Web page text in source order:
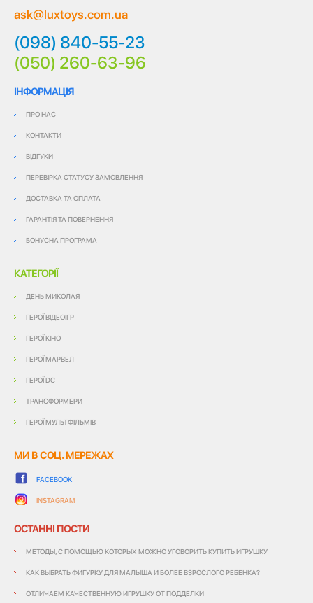
ask@luxtoys.com.ua
(098) 840-55-23
(050) 260-63-96
ІНФОРМАЦІЯ
ПРО НАС
КОНТАКТИ
ВІДГУКИ
ПЕРЕВІРКА СТАТУСУ ЗАМОВЛЕННЯ
ДОСТАВКА ТА ОПЛАТА
ГАРАНТІЯ ТА ПОВЕРНЕННЯ
БОНУСНА ПРОГРАМА
КАТЕГОРІЇ
ДЕНЬ МИКОЛАЯ
ГЕРОЇ ВІДЕОІГР
ГЕРОЇ КІНО
ГЕРОЇ МАРВЕЛ
ГЕРОЇ DC
ТРАНСФОРМЕРИ
ГЕРОЇ МУЛЬТФІЛЬМІВ
МИ В СОЦ. МЕРЕЖАХ
FACEBOOK
INSTAGRAM
ОСТАННІ ПОСТИ
МЕТОДЫ, С ПОМОЩЬЮ КОТОРЫХ МОЖНО УГОВОРИТЬ КУПИТЬ ИГРУШКУ
КАК ВЫБРАТЬ ФИГУРКУ ДЛЯ МАЛЫША И БОЛЕЕ ВЗРОСЛОГО РЕБЕНКА?
ОТЛИЧАЕМ КАЧЕСТВЕННУЮ ИГРУШКУ ОТ ПОДДЕЛКИ